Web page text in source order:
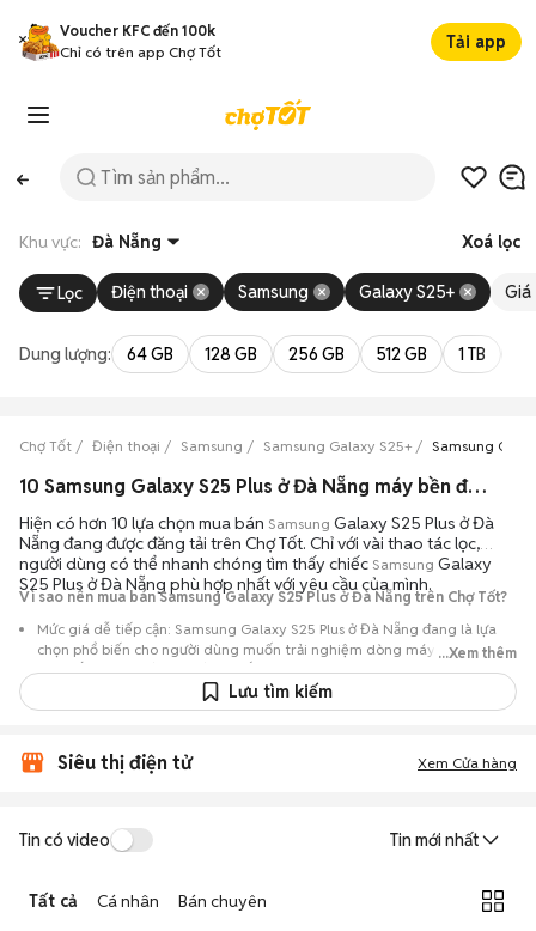
Voucher KFC đến 100k
Chỉ có trên app Chợ Tốt
Tải app
Khu vực: Đà Nẵng Xoá lọc
Lọc Điện thoại Samsung Galaxy S25+ Giá
Dung lượng: 64 GB 128 GB 256 GB 512 GB 1 TB
Chợ Tốt Điện thoại Samsung Samsung Galaxy S25+ Samsung
10 Samsung Galaxy S25 Plus ở Đà Nẵng máy bền đẹp đang bán 08/2026
Hiện có hơn 10 lựa chọn mua bán Samsung Galaxy S25 Plus ở Đà
Nẵng đang được đăng tải trên Chợ Tốt. Chỉ với vài thao tác lọc,
người dùng có thể nhanh chóng tìm thấy chiếc Samsung Galaxy
S25 Plus ở Đà Nẵng phù hợp nhất với yêu cầu của mình.
Vì sao nên mua bán Samsung Galaxy S25 Plus ở Đà Nẵng trên Chợ Tốt?
Mức giá dễ tiếp cận: Samsung Galaxy S25 Plus ở Đà Nẵng đang là lựa
chọn phổ biến cho người dùng muốn trải nghiệm dòng máy này với chi
phí thấp hơn so với khi mới ra mắt.
Nguồn cung phong phú: Dễ dàng tìm thấySamsung
Giao dịch minh bạch: Việc gặp gỡ trực tiếp giúp người mua
tin đăng.
địa điểm giao nhận, chốt giao dịch nhanh chóng khi đạt được
...Xem thêm
Lưu tìm kiếm
Siêu thị điện tử Xem Cửa hàng
Tin có video Tin mới nhất
Tất cả Cá nhân Bán chuyên